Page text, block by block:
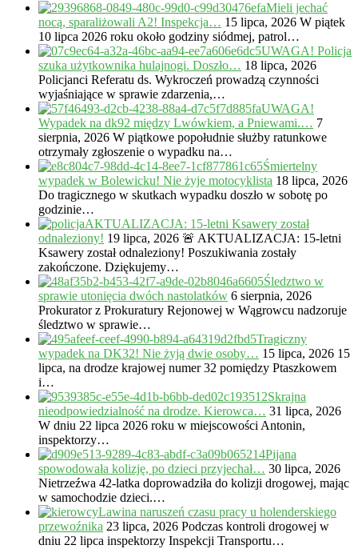
Mieli jechać
nocą, sparaliżowali A2! Inspekcja… 15 lipca, 2026 W piątek
10 lipca 2026 roku około godziny siódmej, patrol…
UWAGA! Policja
szuka użytkownika hulajnogi. Doszło… 18 lipca, 2026
Policjanci Referatu ds. Wykroczeń prowadzą czynności
wyjaśniające w sprawie zdarzenia,…
UWAGA!
Wypadek na dk92 między Lwówkiem, a Pniewami.… 7
sierpnia, 2026 W piątkowe popołudnie służby ratunkowe
otrzymały zgłoszenie o wypadku na…
Śmiertelny
wypadek w Bolewicku! Nie żyje motocyklista 18 lipca, 2026
Do tragicznego w skutkach wypadku doszło w sobotę po
godzinie…
AKTUALIZACJA: 15-letni Ksawery został
odnaleziony! 19 lipca, 2026 🚨 AKTUALIZACJA: 15-letni
Ksawery został odnaleziony! Poszukiwania zostały
zakończone. Dziękujemy…
Śledztwo w
sprawie utonięcia dwóch nastolatków 6 sierpnia, 2026
Prokurator z Prokuratury Rejonowej w Wągrowcu nadzoruje
śledztwo w sprawie…
Tragiczny
wypadek na DK32! Nie żyją dwie osoby… 15 lipca, 2026 15
lipca, na drodze krajowej numer 32 pomiędzy Ptaszkowem
i…
Skrajna
nieodpowiedzialność na drodze. Kierowca… 31 lipca, 2026
W dniu 22 lipca 2026 roku w miejscowości Antonin,
inspektorzy…
Pijana
spowodowała kolizję, po dzieci przyjechał… 30 lipca, 2026
Nietrzeźwa 42-latka doprowadziła do kolizji drogowej, mając
w samochodzie dzieci.…
Lawina naruszeń czasu pracy u holenderskiego
przewoźnika 23 lipca, 2026 Podczas kontroli drogowej w
dniu 22 lipca inspektorzy Inspekcji Transportu…